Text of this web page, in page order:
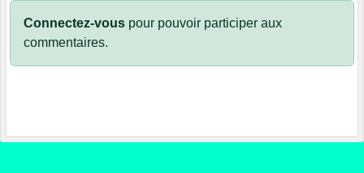
Connectez-vous pour pouvoir participer aux
commentaires.